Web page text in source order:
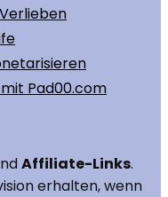
Pad00.com
Affiliate-Links.
erhalten, wenn